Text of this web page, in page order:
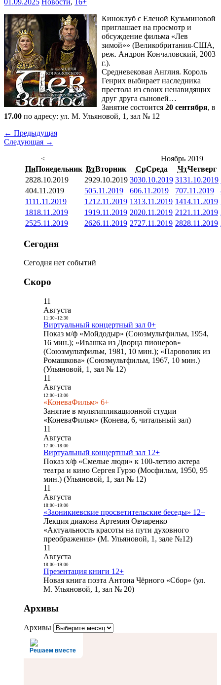
01.09.2025 Новости,
16+
Киноклуб с Еленой Кузьминовой
приглашает на просмотр и
обсуждение фильма «Лев
зимой»» (Великобритания-США,
реж. Андрон Кончаловский, 2003
г.).
Средневековая Англия. Король
Генрих выбирает наследника
престола из своих ненавидящих
друг друга сыновей…
Занятие состоится 20 сентября, в
17.00 по адресу: ул. М. Ульяновой, 1, зал № 12
← Предыдущая
Следующая →
<
Ноябрь 2019
ПнПонедельник ВтВторник СрСреда ЧтЧетверг
2828.10.2019 2929.10.2019 3030.10.2019 3131.10.2019
404.11.2019 505.11.2019 606.11.2019 707.11.2019
1111.11.2019 1212.11.2019 1313.11.2019 1414.11.2019
1818.11.2019 1919.11.2019 2020.11.2019 21 21.11.2019
2525.11.2019 2626.11.2019 2727.11.2019 2828.11.2019
Сегодня
Сегодня нет событий
Скоро
11
Августа
11:30- 12:30
Виртуальный концертный зал 0+
Показ м/ф «Мойдодыр» (Союзмультфильм, 1954,
16 мин.); «Ивашка из Дворца пионеров»
(Союзмультфильм, 1981, 10 мин.); «Паровозик из
Ромашкова» (Союзмультфильм, 1967, 10 мин.)
(Ульяновой, 1, зал № 12)
11
Августа
12:00- 13:00
«КоневаФильм» 6+
Занятие в мультипликационной студии
«КоневаФильм» (Конева, 6, читальный зал)
11
Августа
17:00- 18:00
Виртуальный концертный зал 12+
Показ х/ф «Смелые люди» к 100-летию актера
театра и кино Сергея Гурзо (Мосфильм, 1950, 95
мин.) (Ульяновой, 1, зал № 12)
11
Августа
18:00- 19:00
«Заоникиевские просветительские беседы» 12+
Лекция диакона Артемия Овчаренко
«Актуальность красоты на пути духовного
преображения» (М. Ульяновой, 1, зале №12)
11
Августа
18:00- 19:00
Презентация книги 12+
Новая книга поэта Антона Чёрного «Сбор» (ул.
М. Ульяновой, 1, зал № 20)
Архивы
Архивы
Решаем вместе